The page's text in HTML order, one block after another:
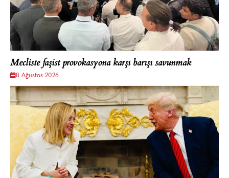
Mecliste faşist provokasyona karşı barışı savunmak
8 Ağustos 2026